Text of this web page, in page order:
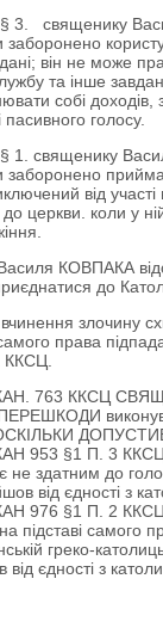
3. священику
заборонено
він не може
та інше
собі доходів,
голосу.
1. священику
заборонено
від
до церкви. коли у
КОВПАКА
до
злочину
права
ККСЦ.
763 ККСЦ
953 §1 П. 3
здатним до
від єдності з
976 §1 П. 2
самого
греко-
від єдності з